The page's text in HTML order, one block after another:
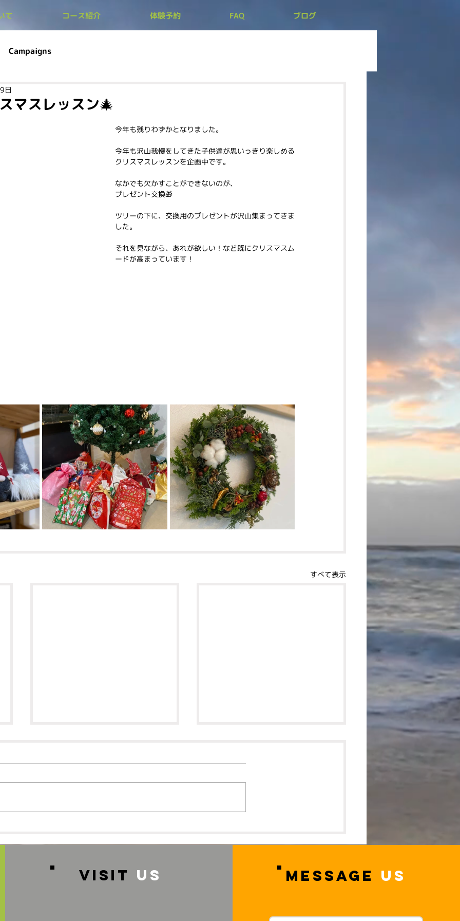
て コース紹介 体験予約 FAQ ブログ
Campaigns
マスレッスン🎄
日
今年も残りわずかとなりました。
今年も沢山我慢をしてきた子供達が思いっきり楽しめる
クリスマスレッスンを企画中です。
なかでも欠かすことができないのが、
プレゼント交換🎁
ツリーの下に、交換用のプレゼントが沢山集まってきま
した。
それを見ながら、あれが欲しい！など既にクリスマスム
ードが高まっています！
すべて表示
スタッフ募集のお知らせ♪
VISIT US MESSAGE US